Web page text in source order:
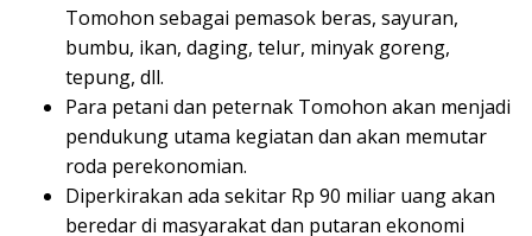
Tomohon sebagai pemasok beras, sayuran,
bumbu, ikan, daging, telur, minyak goreng,
tepung, dll.
Para petani dan peternak Tomohon akan menjadi
pendukung utama kegiatan dan akan memutar
roda perekonomian.
Diperkirakan ada sekitar Rp 90 miliar uang akan
beredar di masyarakat dan putaran ekonomi